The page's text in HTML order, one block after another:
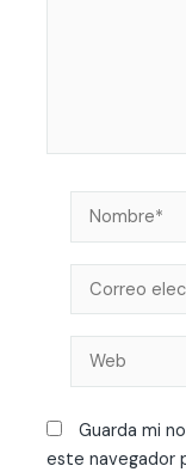
Nombre*
Guarda mi
este navegador